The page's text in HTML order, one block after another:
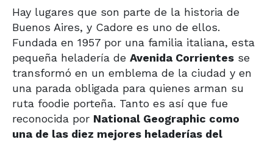
Hay lugares que son parte de la historia de
Buenos Aires, y Cadore es uno de ellos.
Fundada en 1957 por una familia italiana, esta
pequeña heladería de Avenida Corrientes se
transformó en un emblema de la ciudad y en
una parada obligada para quienes arman su
ruta foodie porteña. Tanto es así que fue
reconocida por National Geographic como
una de las diez mejores heladerías del